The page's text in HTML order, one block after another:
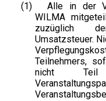
(1)
Alle in der
WILMA
zuzüglich
Umsatzsteuer.
Teilnehmers,
nicht Teil